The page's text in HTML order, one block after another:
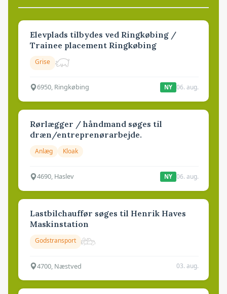
Elevplads tilbydes ved Ringkøbing /
Trainee placement Ringkøbing
Grise
6950, Ringkøbing NY 06. aug.
Rørlægger / håndmand søges til
dræn/entreprenørarbejde.
Anlæg Kloak
4690, Haslev NY 06. aug.
Lastbilchauffør søges til Henrik Haves
Maskinstation
Godstransport
4700, Næstved 03. aug.